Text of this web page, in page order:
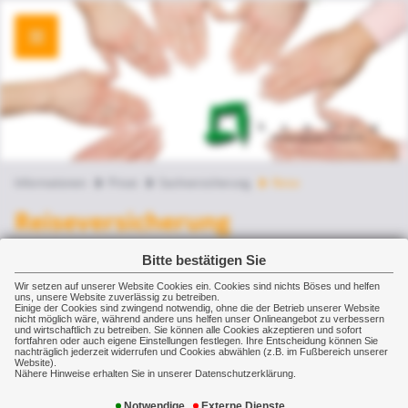
Bitte bestätigen Sie
Wir setzen auf unserer Website Cookies ein. Cookies sind nichts Böses und helfen
uns, unsere Website zuverlässig zu betreiben.
Einige der Cookies sind zwingend notwendig, ohne die der Betrieb unserer Website
nicht möglich wäre, während andere uns helfen unser Onlineangebot zu verbessern
und wirtschaftlich zu betreiben. Sie können alle Cookies akzeptieren und sofort
fortfahren oder auch eigene Einstellungen festlegen. Ihre Entscheidung können Sie
nachträglich jederzeit widerrufen und Cookies abwählen (z.B. im Fußbereich unserer
Website).
Nähere Hinweise erhalten Sie in unserer Datenschutzerklärung.
Reise
Reiseversicherung
Wenn einer eine Reise tut, dann kann er nicht
nur viel erleben, es kann ihm auch viel
passieren. Zum gelungenen Urlaub oder
Auslandsaufenthalt gehören daher einige
wichtige Versicherungen.